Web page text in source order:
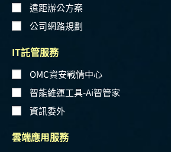
遠距辦公方案
公司網路規劃
IT託管服務
OMC資安戰情中心
智能維運工具-Ai智管家
資訊委外
雲端應用服務